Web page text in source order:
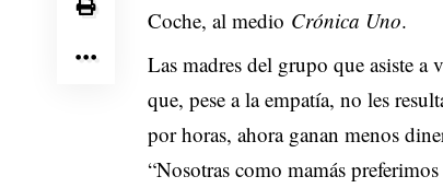
Coche, al medio Crónica Uno.
Las madres del grupo que asiste a
que, pese a la empatía, no les
por horas, ahora ganan menos
“Nosotras como mamás